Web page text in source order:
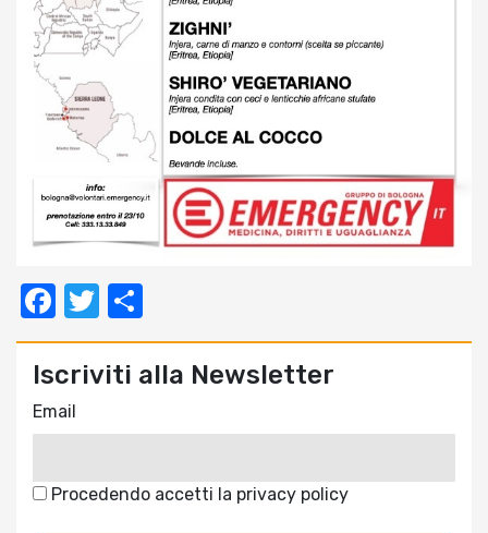
Facebook
Twitter
Iscriviti alla Newsletter
Email
Procedendo accetti la privacy policy